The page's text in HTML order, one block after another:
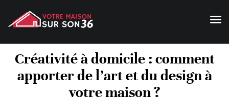
Créativité à domicile : comment
apporter de l’art et du design à
votre maison ?